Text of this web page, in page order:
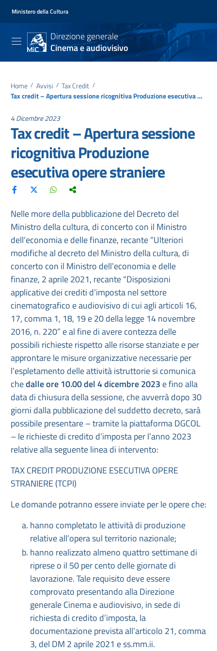
Ministero della Cultura
Direzione generale
Cinema e audiovisivo
Home / Avvisi / Tax Credit /
Tax credit – Apertura sessione ricognitiva Produzione esecutiva opere straniere
4 Dicembre 2023
Tax credit – Apertura sessione
ricognitiva Produzione
esecutiva opere straniere
Nelle more della pubblicazione del Decreto del
Ministro della cultura, di concerto con il Ministro
dell’economia e delle finanze, recante “Ulteriori
modifiche al decreto del Ministro della cultura, di
concerto con il Ministro dell’economia e delle
finanze, 2 aprile 2021, recante “Disposizioni
applicative dei crediti d’imposta nel settore
cinematografico e audiovisivo di cui agli articoli 16,
17, comma 1, 18, 19 e 20 della legge 14 novembre
2016, n. 220” e al fine di avere contezza delle
possibili richieste rispetto alle risorse stanziate e per
approntare le misure organizzative necessarie per
l’espletamento delle attività istruttorie si comunica
chedalle ore 10.00 del 4 dicembre 2023 e fino alla
data di chiusura della sessione, che avverrà dopo 30
giorni dalla pubblicazione del suddetto decreto, sarà
possibile presentare – tramite la piattaforma DGCOL
– le richieste di credito d’imposta per l’anno 2023
relative alla seguente linea di intervento:
TAX CREDIT PRODUZIONE ESECUTIVA OPERE
STRANIERE (TCPI)
Le domande potranno essere inviate per le opere che:
hanno completato le attività di produzione
relative all’opera sul territorio nazionale;
hanno realizzato almeno quattro settimane di
riprese o il 50 per cento delle giornate di
lavorazione. Tale requisito deve essere
comprovato presentando alla Direzione
generale Cinema e audiovisivo, in sede di
richiesta di credito d’imposta, la
documentazione prevista all’articolo 21, comma
3, del DM 2 aprile 2021 e ss.mm.ii.